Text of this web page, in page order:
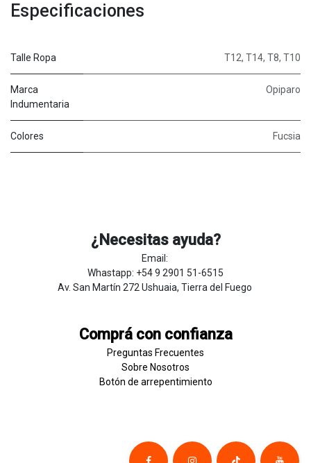
Especificaciones
Talle Ropa T12, T14, T8, T10
Marca
Indumentaria
Opiparo
Colores Fucsia
¿Necesitas ayuda?
Email:
Whastapp: +54 9 2901 51-6515
Av. San Martín 272 Ushuaia, Tierra del Fuego
Comprá con confianza
Preguntas Frecuentes
Sobre Nosotros
Botón de ​arrepentim​​​iento